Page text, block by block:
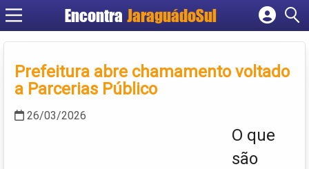
Encontra JaraguádoSul
Cadastrar empresa
Criar conta
Prefeitura abre chamamento voltado
a Parcerias Público
26/03/2026
O que
são